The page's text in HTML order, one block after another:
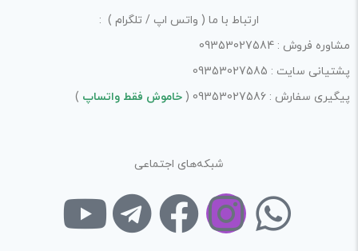
ارتباط با ما ( واتس اپ / تلگرام ) :
مشاوره فروش : 09353027584
پشتیانی سایت : 09353027585
پیگیری سفارش : 09353027586 (
خاموش فقط واتساپ )
شبکه‌های اجتماعی